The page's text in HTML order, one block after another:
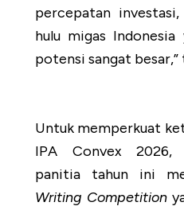
percepatan
hulu migas
potensi sangat
Untuk memperkuat
IPA Convex 2026,
panitia tahun ini
Writing Competition